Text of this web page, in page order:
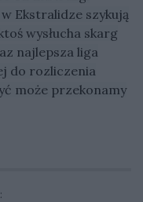
Ekstralidze szykują
wysłucha skarg
najlepsza liga
do rozliczenia
może przekonamy